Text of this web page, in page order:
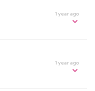
1 year ago
1 year ago